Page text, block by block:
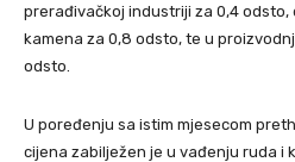
prerađivačkoj industriji za 0,4 odsto,
kamena za 0,8 odsto, te u
odsto.
U poređenju sa istim mjesecom
cijena zabilježen je u vađenju ruda i